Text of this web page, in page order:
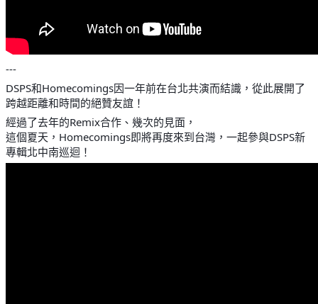
---
DSPS和Homecomings因一年前在台北共演而結識，從此展開了
跨越距離和時間的絕贊友誼！
經過了去年的Remix合作、幾次的見面，
這個夏天，Homecomings即將再度來到台灣，一起參與DSPS新
專輯北中南巡迴！